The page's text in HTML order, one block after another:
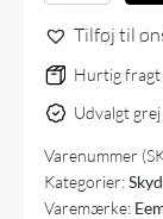
Cardboard
IPSC
Target
50
stk/pakke
antal
Tilføj til
Hurtig fragt
Udvalgt
Varenummer
Kategorier:
Varemærke: